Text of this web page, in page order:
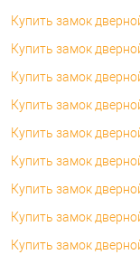
Купить замок
Купить замок
Купить замок
Купить замок
Купить замок
Купить замок
Купить замок
Купить замок
Купить замок